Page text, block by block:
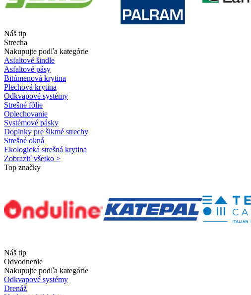
Náš tip
Strecha
Nakupujte podľa kategórie
Asfaltové šindle
Asfaltové pásy
Bitúmenová krytina
Plechová krytina
Odkvapové systémy
Strešné fólie
Oplechovanie
Systémové pásky
Doplnky pre šikmé strechy
Strešné okná
Ekologická strešná krytina
Zobraziť všetko >
Top značky
Náš tip
Odvodnenie
Nakupujte podľa kategórie
Odkvapové systémy
Drenáž